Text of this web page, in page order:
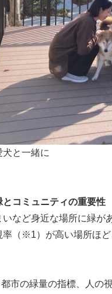
と一緒に
コミュニティの重要性
など身近な場所に緑が
率（※1）が高い場所ほ
市の緑量の指標、人の